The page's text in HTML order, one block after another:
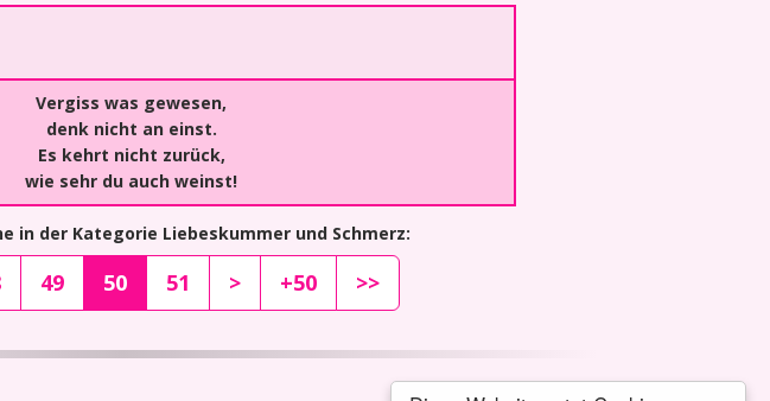
Vergiss was gewesen,
denk nicht an einst.
Es kehrt nicht zurück,
wie sehr du auch weinst!
in der Kategorie Liebeskummer und Schmerz:
49 50 51 > +50 >>